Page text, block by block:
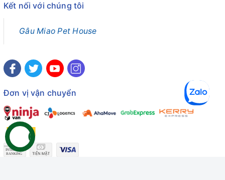
Kết nối với chúng tôi
Gâu Miao Pet House
Đơn vị vận chuyển